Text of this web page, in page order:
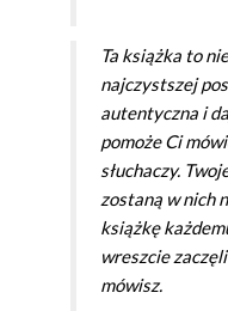
Ta książka to
najczystszej
autentyczna i
pomoże Ci
słuchaczy.
zostaną w nich
książkę
wreszcie
mówisz.